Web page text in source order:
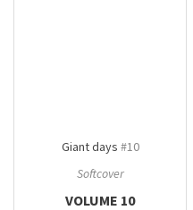
Giant days #10
Softcover
VOLUME 10